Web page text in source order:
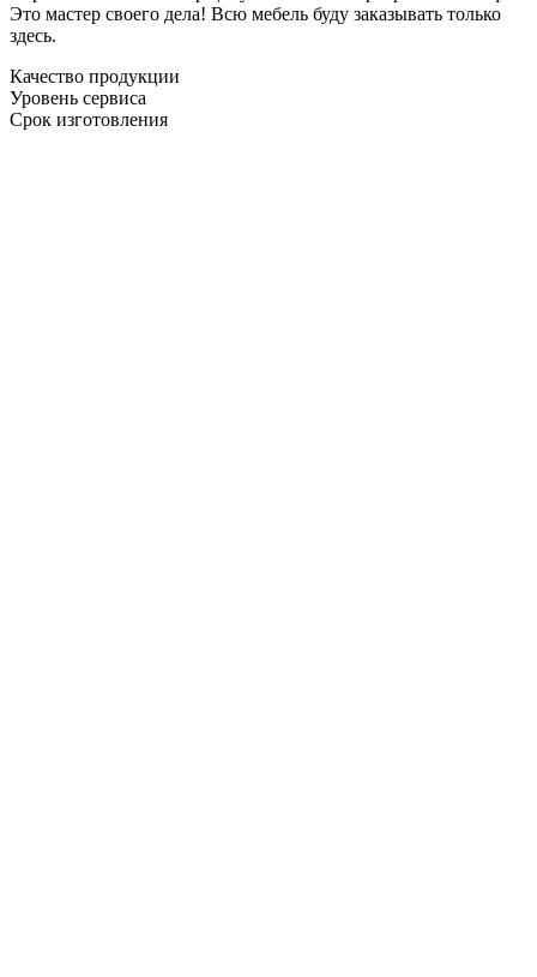
Это мастер своего дела! Всю мебель буду заказывать только
здесь.
Качество продукции
Уровень сервиса
Срок изготовления